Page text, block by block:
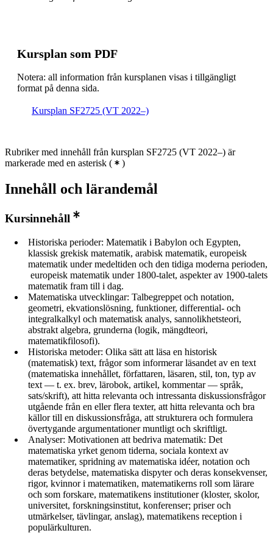
Kursplan som PDF
Notera: all information från kursplanen visas i tillgängligt
format på denna sida.
Kursplan SF2725 (VT 2022–)
Rubriker med innehåll från kursplan SF2725 (VT 2022–) är
markerade med en asterisk ( )
Innehåll och lärandemål
Kursinnehåll
Historiska perioder: Matematik i Babylon och Egypten,
klassisk grekisk matematik, arabisk matematik, europeisk
matematik under medeltiden och den tidiga moderna perioden,
europeisk matematik under 1800-talet, aspekter av 1900-talets
matematik fram till i dag.
Matematiska utvecklingar: Talbegreppet och notation,
geometri, ekvationslösning, funktioner, differential- och
integralkalkyl och matematisk analys, sannolikhetsteori,
abstrakt algebra, grunderna (logik, mängdteori,
matematikfilosofi).
Historiska metoder: Olika sätt att läsa en historisk
(matematisk) text, frågor som informerar läsandet av en text
(matematiska innehållet, författaren, läsaren, stil, ton, typ av
text — t. ex. brev, lärobok, artikel, kommentar — språk,
sats/skrift), att hitta relevanta och intressanta diskussionsfrågor
utgående från en eller flera texter, att hitta relevanta och bra
källor till en diskussionsfråga, att strukturera och formulera
övertygande argumentationer muntligt och skriftligt.
Analyser: Motivationen att bedriva matematik: Det
matematiska yrket genom tiderna, sociala kontext av
matematiker, spridning av matematiska idéer, notation och
deras betydelse, matematiska dispyter och deras konsekvenser,
rigor, kvinnor i matematiken, matematikerns roll som lärare
och som forskare, matematikens institutioner (kloster, skolor,
universitet, forskningsinstitut, konferenser; priser och
utmärkelser, tävlingar, anslag), matematikens reception i
populärkulturen.